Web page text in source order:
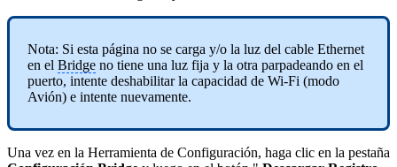
Nota: Si esta página no se carga y/o la luz del cable Ethernet
en el Bridge no tiene una luz fija y la otra parpadeando en el
puerto, intente deshabilitar la capacidad de Wi-Fi (modo
Avión) e intente nuevamente.
Una vez en la Herramienta de Configuración, haga clic en la pestaña